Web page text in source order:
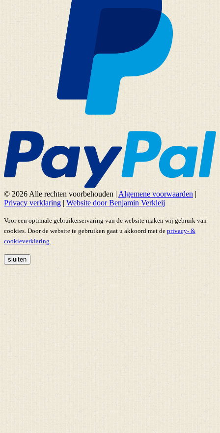
© 2026 Alle rechten voorbehouden | Algemene voorwaarden |
Privacy verklaring | Website door Benjamin Verkleij
Voor een optimale gebruikerservaring van de website maken wij gebruik van
cookies. Door de website te gebruiken gaat u akkoord met de privacy- &
cookieverklaring.
sluiten